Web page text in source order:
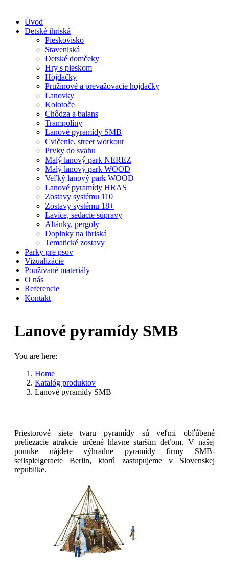
content
Úvod
Detské ihriská
Pieskovisko
Staveniská
Detské domčeky
Hry s pieskom
Hojdačky
Pružinové a prevažovacie hojdačky
Lanovky
Kolotoče
Chôdza a balans
Trampolíny
Lanové pyramídy SMB
Cvičenie, street workout
Prvky do svahu
Malý lanový park NEREZ
Malý lanový park WOOD
Veľký lanový park WOOD
Lanové pyramídy HRAS
Zostavy systému 110
Zostavy systému 18+
Lavice, sedacie súpravy
Altánky, pergoly
Doplnky na ihriská
Tematické zostavy
Parky pre psov
Vizualizácie
Používané materiály
O nás
Referencie
Kontakt
Lanové pyramídy SMB
You are here:
Home
Katalóg produktov
Lanové pyramídy SMB
Priestorové siete tvaru pyramídy sú veľmi obľúbené
preliezacie atrakcie určené hlavne starším deťom. V našej
ponuke nájdete výhradne pyramídy firmy SMB-
seilspielgeraete Berlin, ktorú zastupujeme v Slovenskej
republike.